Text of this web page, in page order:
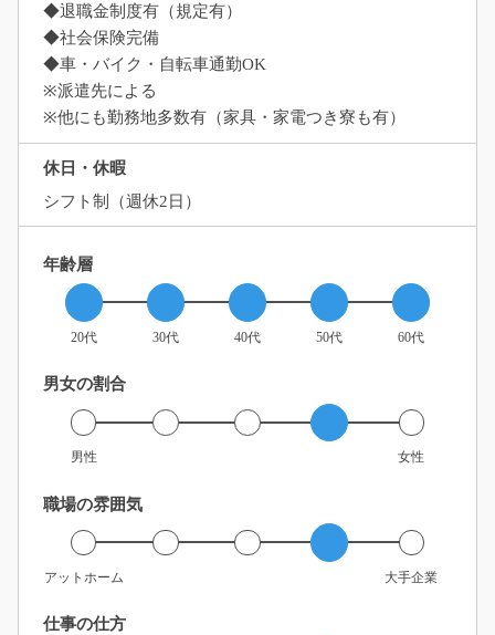
◆退職金制度有（規定有）
◆社会保険完備
◆車・バイク・自転車通勤OK
※派遣先による
※他にも勤務地多数有（家具・家電つき寮も有）
休日・休暇
シフト制（週休2日）
年齢層
20代 30代 40代 50代 60代
男女の割合
男性 女性
職場の雰囲気
アットホーム 大手企業
仕事の仕方